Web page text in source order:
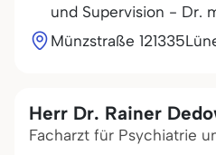
und Supervision - Dr.
Münzstraße 121335
Herr Dr. Rainer
Facharzt für Psychiatrie